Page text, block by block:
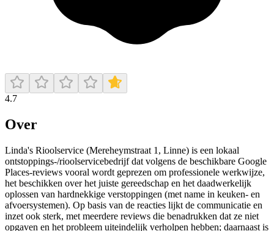
4.7
Over
Linda's Rioolservice (Mereheymstraat 1, Linne) is een lokaal
ontstoppings-/rioolservicebedrijf dat volgens de beschikbare Google
Places-reviews vooral wordt geprezen om professionele werkwijze,
het beschikken over het juiste gereedschap en het daadwerkelijk
oplossen van hardnekkige verstoppingen (met name in keuken- en
afvoersystemen). Op basis van de reacties lijkt de communicatie en
inzet ook sterk, met meerdere reviews die benadrukken dat ze niet
opgaven en het probleem uiteindelijk verholpen hebben; daarnaast is